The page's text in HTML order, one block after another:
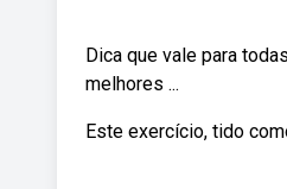
Dica que vale para
melhores ...
Este exercício, tido